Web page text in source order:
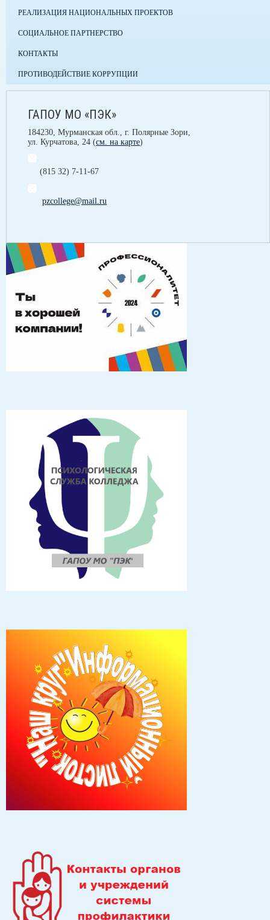
РЕАЛИЗАЦИЯ НАЦИОНАЛЬНЫХ ПРОЕКТОВ
СОЦИАЛЬНОЕ ПАРТНЕРСТВО
КОНТАКТЫ
ПРОТИВОДЕЙСТВИЕ КОРРУПЦИИ
ГАПОУ МО «ПЭК»
184230, Мурманская обл., г. Полярные Зори,
ул. Курчатова, 24 (см. на карте)
(815 32) 7-11-67
pzcollege@mail.ru